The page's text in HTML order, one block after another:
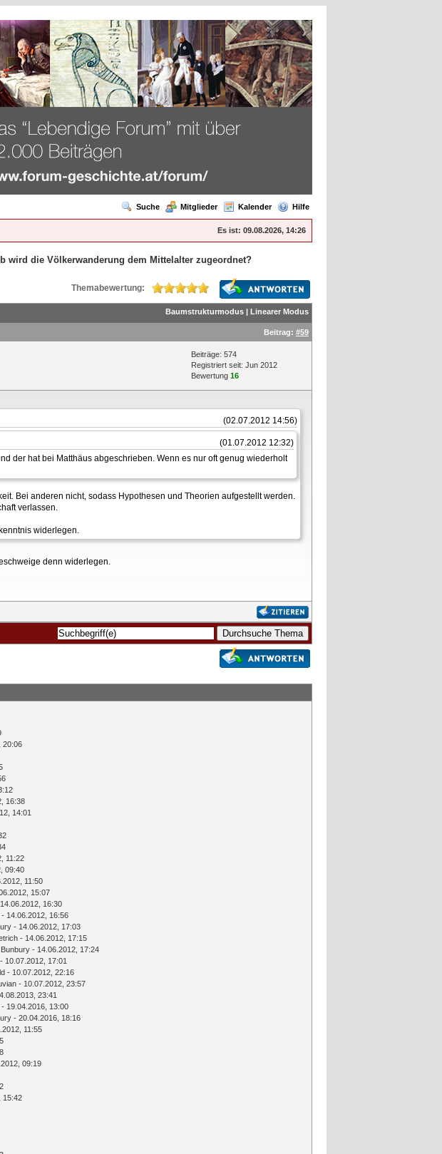
Suche Mitglieder Kalender Hilfe
Es ist: 09.08.2026, 14:26
wird die Völkerwanderung dem Mittelalter zugeordnet?
Themabewertung:
Baumstrukturmodus | Linearer Modus
Beitrag: #59
Beiträge: 574
Registriert seit: Jun 2012
Bewertung 16
(02.07.2012 14:56)
(01.07.2012 12:32)
der hat bei Matthäus abgeschrieben. Wenn es nur oft genug wiederholt
Bei anderen nicht, sodass Hypothesen und Theorien aufgestellt werden.
verlassen.
widerlegen.
denn widerlegen.
20:06
16:38
14:01
11:22
09:40
11:50
15:07
16:30
- 14.06.2012, 16:56
- 14.06.2012, 17:03
- 14.06.2012, 17:15
Bunbury - 14.06.2012, 17:24
- 10.07.2012, 17:01
- 10.07.2012, 22:16
- 10.07.2012, 23:57
23:41
- 19.04.2016, 13:00
- 20.04.2016, 18:16
11:55
09:19
15:42